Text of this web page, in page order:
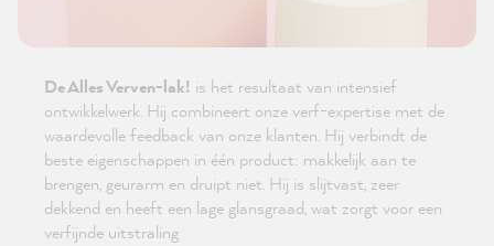
De Alles Verven-lak! is het resultaat van intensief
ontwikkelwerk. Hij combineert onze verf-expertise met de
waardevolle feedback van onze klanten. Hij verbindt de
beste eigenschappen in één product: makkelijk aan te
brengen, geurarm en druipt niet. Hij is slijtvast, zeer
dekkend en heeft een lage glansgraad, wat zorgt voor een
verfijnde uitstraling